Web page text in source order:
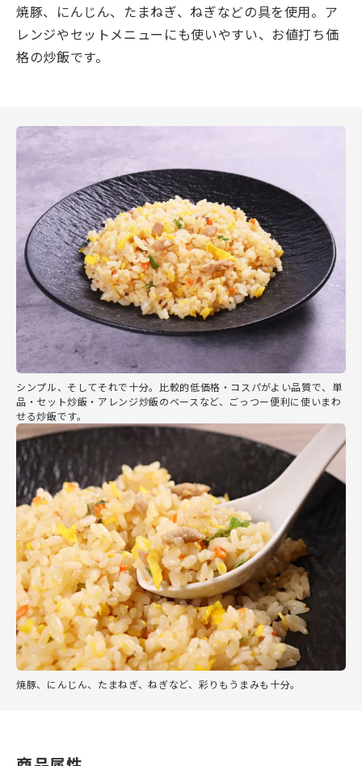
焼豚、にんじん、たまねぎ、ねぎなどの具を使用。ア
レンジやセットメニューにも使いやすい、お値打ち価
格の炒飯です。
シンプル、そしてそれで十分。比較的低価格・コスパがよい品質で、単
品・セット炒飯・アレンジ炒飯のベースなど、ごっつー便利に使いまわ
せる炒飯です。
焼豚、にんじん、たまねぎ、ねぎなど、彩りもうまみも十分。